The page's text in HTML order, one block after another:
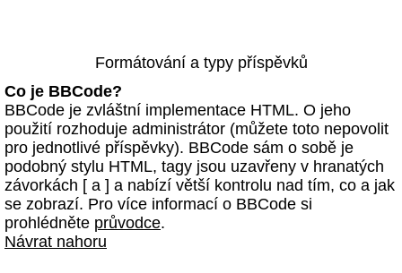
Formátování a typy příspěvků
Co je BBCode?
BBCode je zvláštní implementace HTML. O jeho
použití rozhoduje administrátor (můžete toto nepovolit
pro jednotlivé příspěvky). BBCode sám o sobě je
podobný stylu HTML, tagy jsou uzavřeny v hranatých
závorkách [ a ] a nabízí větší kontrolu nad tím, co a jak
se zobrazí. Pro více informací o BBCode si
prohlédněte průvodce.
Návrat nahoru